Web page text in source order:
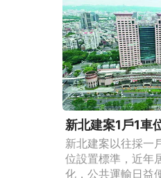
新北建案1戶1車
新北建案以往採一
位設置標準，近年
化，公共運輸日益